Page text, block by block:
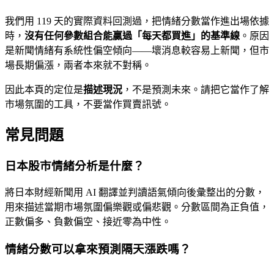
我們用 119 天的實際資料回測過，把情緒分數當作進出場依據
時， 沒有任何參數組合能贏過「每天都買進」的基準線 。原因
是新聞情緒有系統性偏空傾向——壞消息較容易上新聞，但市
場長期偏漲，兩者本來就不對稱。
因此本頁的定位是描述現況 ，不是預測未來。請把它當作了解
市場氛圍的工具，不要當作買賣訊號。
常見問題
日本股市情緒分析是什麼？
將日本財經新聞用 AI 翻譯並判讀語氣傾向後彙整出的分數，
用來描述當期市場氛圍偏樂觀或偏悲觀。分數區間為正負值，
正數偏多、負數偏空、接近零為中性。
情緒分數可以拿來預測隔天漲跌嗎？